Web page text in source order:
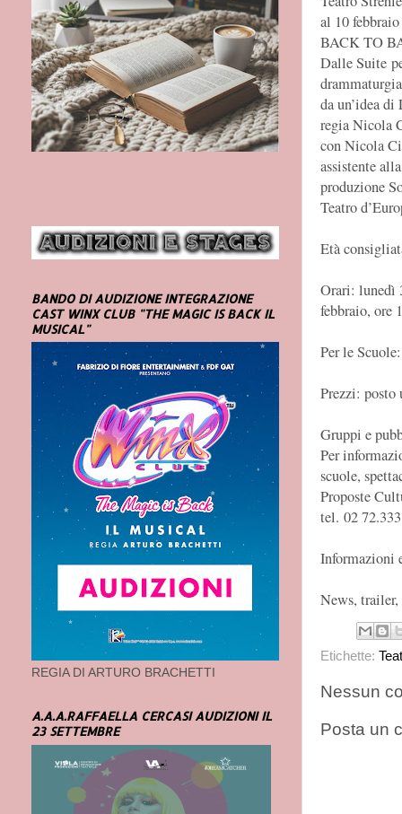
al 10
BACK TO
Dalle Suite
da un’idea
regia Nicola
con Nicola
assistente
produzione
Teatro
Età
Orari: lunedì
febbraio, ore
Per le
Prezzi: posto
Gruppi e
Per
scuole,
Proposte
tel. 02
Informazioni
News,
Etichette:
Nessun
Posta un
BANDO DI AUDIZIONE INTEGRAZIONE
CAST WINX CLUB "THE MAGIC IS BACK IL
MUSICAL"
REGIA DI ARTURO BRACHETTI
A.A.A.RAFFAELLA CERCASI AUDIZIONI IL
23 SETTEMBRE